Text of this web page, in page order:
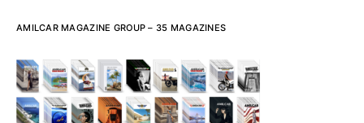
AMILCAR MAGAZINE GROUP – 35 MAGAZINES